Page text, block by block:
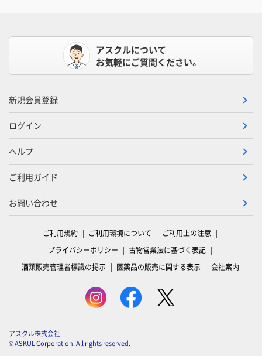
アスクルについて
お気軽にご質問ください。
新規会員登録
ログイン
ヘルプ
ご利用ガイド
お問い合わせ
ご利用規約 ご利用環境について
ご利用上の注意
プライバシーポリシー
古物営業法に基づく表記
酒類販売管理者標識の掲示
医薬品の販売に関する表示 会社案内
アスクル株式会社
© ASKUL Corporation. All rights reserved.